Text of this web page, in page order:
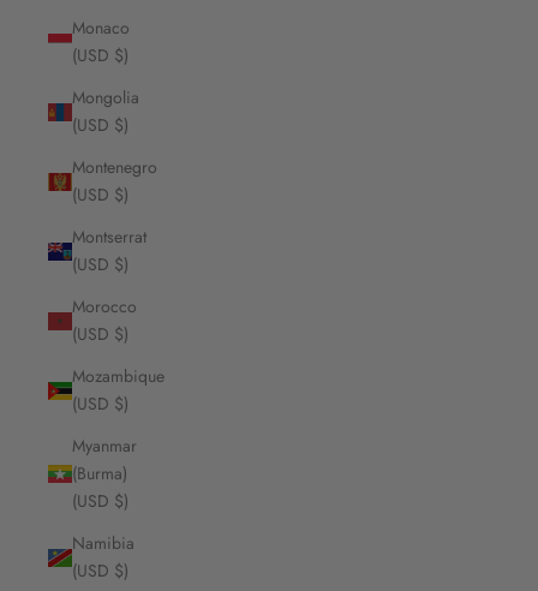
Monaco
(USD $)
Mongolia
(USD $)
Montenegro
(USD $)
Montserrat
(USD $)
Morocco
(USD $)
Mozambique
(USD $)
Myanmar
(Burma)
(USD $)
Namibia
(USD $)